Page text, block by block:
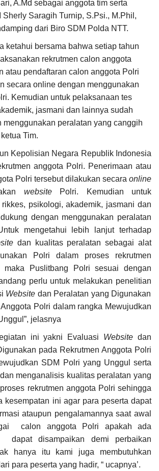
A.Md sebagai anggota tim serta
Sherly Saragih Turnip, S.Psi., M.Phil,
dari Biro SDM Polda NTT.
ketahui bersama bahwa setiap tahun
rekrutmen calon anggota
atau pendaftaran calon anggota Polri
secara online dengan menggunakan
Kemudian untuk pelaksanaan tes
jasmani dan lainnya sudah
menggunakan peralatan yang canggih
Tim.
Kepolisian Negara Republik Indonesia
anggota Polri. Penerimaan atau
Polri tersebut dilakukan secara online
websitePolri. Kemudian untuk
psikologi, akademik, jasmani dan
dengan menggunakan peralatan
mengetahui lebih lanjut terhadap
dan kualitas peralatan sebagai alat
Polri dalam proses rekrutmen
maka
Puslitbang Polri sesuai dengan
perlu untuk melakukan penelitian
Website dan Peralatan yang Digunakan
Polri dalam rangka Mewujudkan
”, jelasnya
ini yakni Evaluasi Website dan
pada Rekrutmen Anggota Polri
SDM Polri yang Unggul
serta
menganalisis kualitas peralatan yang
rekrutmen anggota Polri sehingga
kesempatan ini agar para peserta dapat
ataupun pengalamannya saat awal
calon anggota Polri apakah ada
dapat disampaikan demi perbaikan
hanya itu kami juga membutuhkan
para peserta yang hadir, “ ucapnya’.